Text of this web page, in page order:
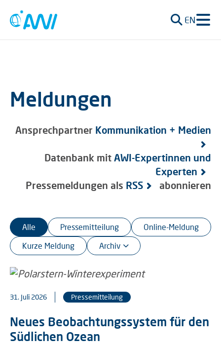
EN
Meldungen
Ansprechpartner Kommunikation + Medien
Datenbank mit AWI-Expertinnen und
Experten
Pressemeldungen als RSS abonnieren
Alle Pressemitteilung
Online-Meldung
Kurze Meldung
31. Juli 2026 Pressemitteilung
Neues Beobachtungssystem für den
Südlichen Ozean